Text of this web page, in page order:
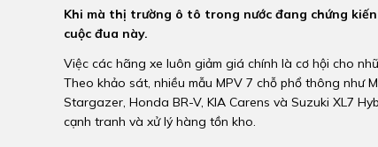
Khi mà thị trường ô tô trong nước đang chứng
cuộc đua này.
Việc các hãng xe luôn giảm giá chính là cơ hội cho
Theo khảo sát, nhiều mẫu MPV 7 chỗ phổ thông như
Stargazer, Honda BR-V, KIA Carens và Suzuki XL7
cạnh tranh và xử lý hàng tồn kho.